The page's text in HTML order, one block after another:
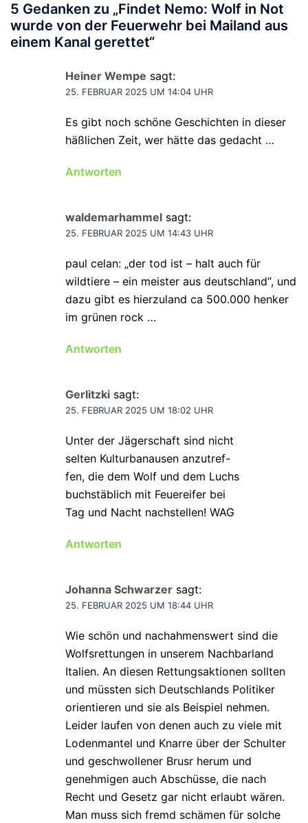
5 Gedanken zu „Findet Nemo: Wolf in Not
wurde von der Feuerwehr bei Mailand aus
einem Kanal gerettet“
Heiner Wempe sagt:
25. FEBRUAR 2025 UM 14:04 UHR
Es gibt noch schöne Geschichten in dieser
häßlichen Zeit, wer hätte das gedacht …
Antworten
waldemarhammel sagt:
25. FEBRUAR 2025 UM 14:43 UHR
paul celan: „der tod ist – halt auch für
wildtiere – ein meister aus deutschland“, und
dazu gibt es hierzuland ca 500.000 henker
im grünen rock …
Antworten
Gerlitzki sagt:
25. FEBRUAR 2025 UM 18:02 UHR
Unter der Jägerschaft sind nicht
selten Kulturbanausen anzutref-
fen, die dem Wolf und dem Luchs
buchstäblich mit Feuereifer bei
Tag und Nacht nachstellen! WAG
Antworten
Johanna Schwarzer sagt:
25. FEBRUAR 2025 UM 18:44 UHR
Wie schön und nachahmenswert sind die
Wolfsrettungen in unserem Nachbarland
Italien. An diesen Rettungsaktionen sollten
und müssten sich Deutschlands Politiker
orientieren und sie als Beispiel nehmen.
Leider laufen von denen auch zu viele mit
Lodenmantel und Knarre über der Schulter
und geschwollener Brusr herum und
genehmigen auch Abschüsse, die nach
Recht und Gesetz gar nicht erlaubt wären.
Man muss sich fremd schämen für solche